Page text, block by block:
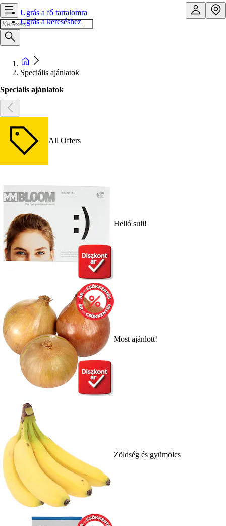
Ugrás a fő tartalomra
Ugrás a kereséshez
Speciális ajánlatok
Speciális ajánlatok
All Offers
Helló suli!
Most ajánlott!
Zöldség és gyümölcs